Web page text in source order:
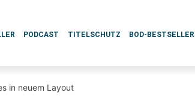
PODCAST TITELSCHUTZ BOD-BESTSELLER
in neuem Layout